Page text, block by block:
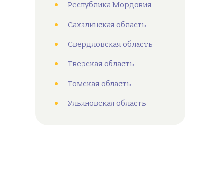
Республика Мордовия
Сахалинская область
Свердловская область
Тверская область
Томская область
Ульяновская область